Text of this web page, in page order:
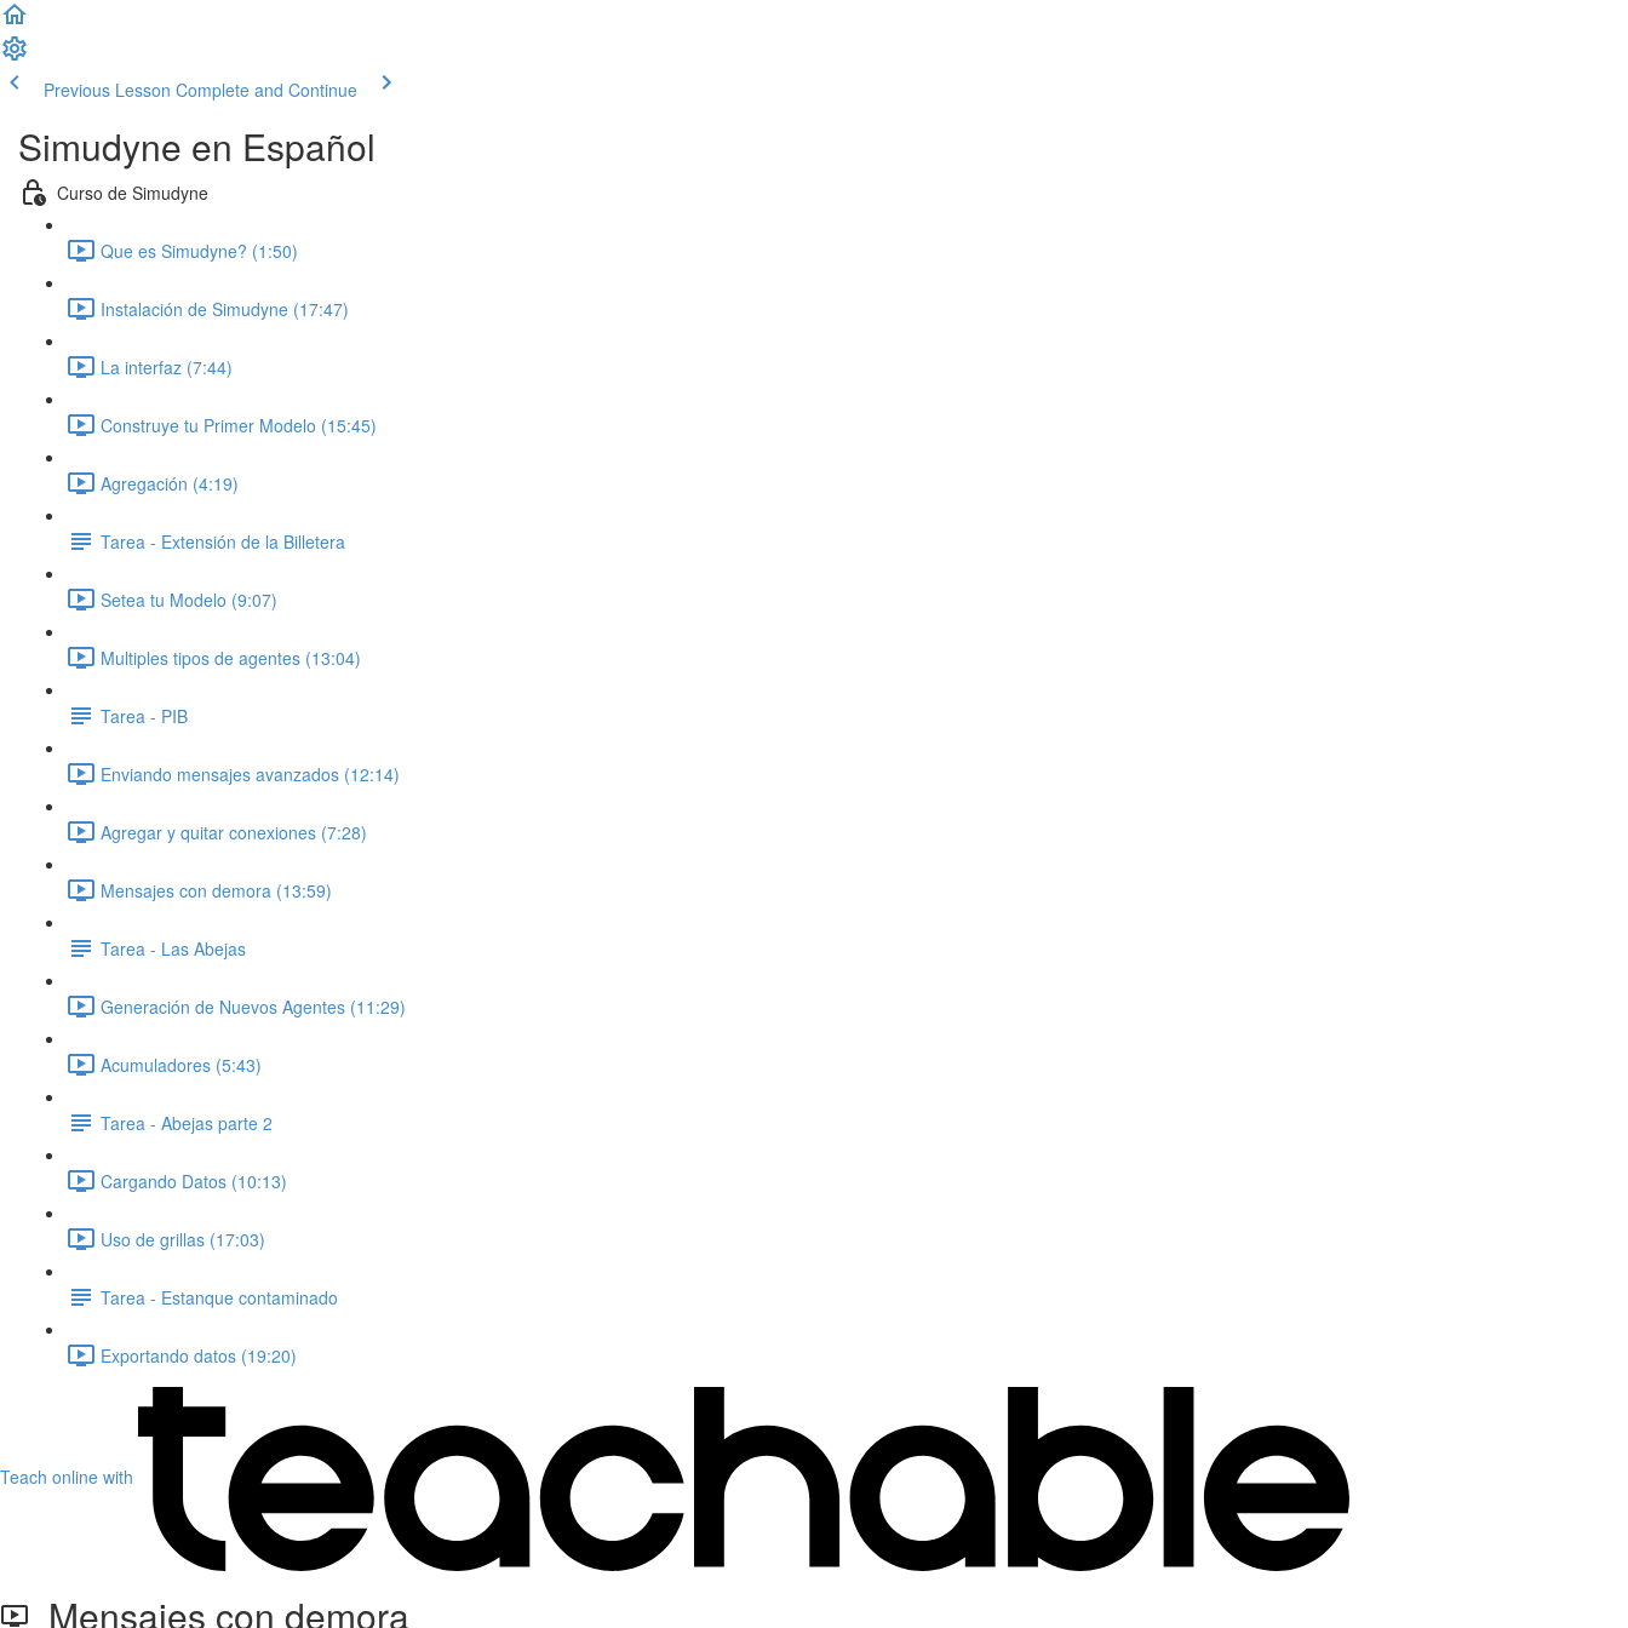
Previous Lesson Complete and Continue
Simudyne en Español
Curso de Simudyne
Que es Simudyne? (1:50)
Instalación de Simudyne (17:47)
La interfaz (7:44)
Construye tu Primer Modelo (15:45)
Agregación (4:19)
Tarea - Extensión de la Billetera
Setea tu Modelo (9:07)
Multiples tipos de agentes (13:04)
Tarea - PIB
Enviando mensajes avanzados (12:14)
Agregar y quitar conexiones (7:28)
Mensajes con demora (13:59)
Tarea - Las Abejas
Generación de Nuevos Agentes (11:29)
Acumuladores (5:43)
Tarea - Abejas parte 2
Cargando Datos (10:13)
Uso de grillas (17:03)
Tarea - Estanque contaminado
Exportando datos (19:20)
Teach online with
Mensajes con demora